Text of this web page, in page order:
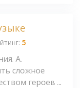
5
А.
сложное
героев ...